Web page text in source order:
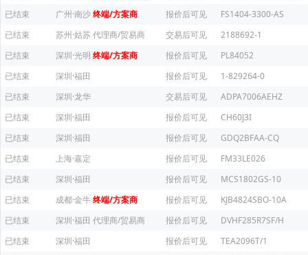
已结束
广州·南沙终端/方案商 报价后可见
FS1404-3300-AS
已结束
苏州·姑苏代理商/贸易商 交易后可见
2188692-1
已结束
深圳·光明 终端/方案商 报价后可见
PL84052
已结束
深圳·福田 报价后可见
1-829264-0
已结束
深圳·龙华 交易后可见
ADPA7006AEHZ
已结束
深圳·福田 报价后可见
CH60J3I
已结束
深圳·福田 报价后可见
GDQ2BFAA-CQ
已结束
上海·嘉定 报价后可见
FM33LE026
已结束
深圳·福田 报价后可见
MCS1802GS-10
已结束
成都·金牛终端/方案商 报价后可见
KJB4824SBO-10A
已结束
深圳·福田 代理商/贸易商 报价后可见
DVHF285R7SF/H
已结束
深圳·福田 报价后可见
TEA2096T/1